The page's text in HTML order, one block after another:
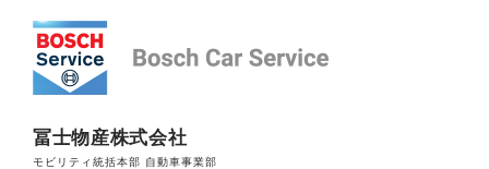
冨士物産株式会社
モビリティ統括本部 自動車事業部